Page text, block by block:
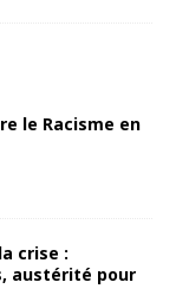
le Racisme en
crise :
austérité pour